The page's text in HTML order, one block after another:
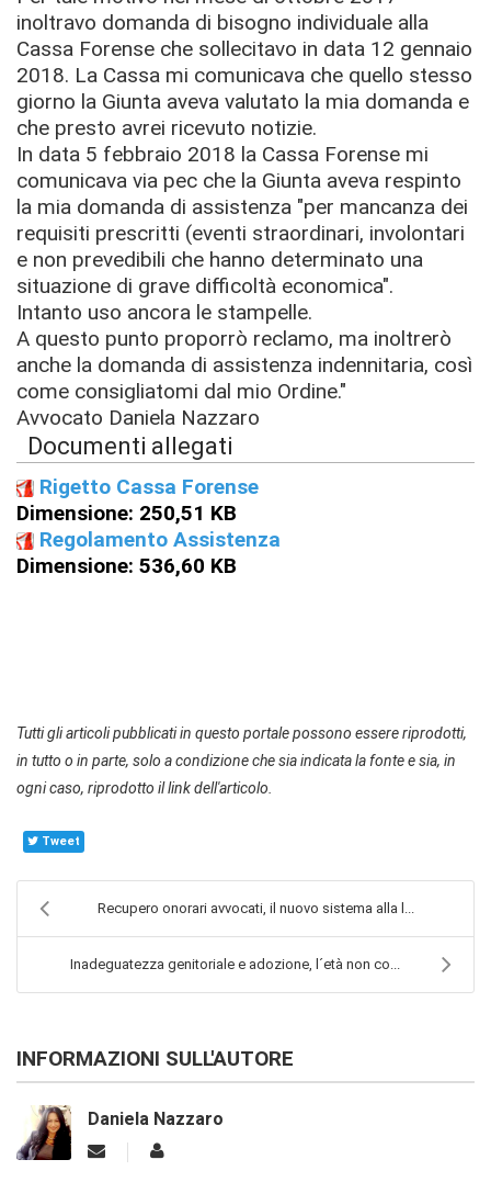
inoltravo domanda di bisogno individuale alla
Cassa Forense che sollecitavo in data 12 gennaio
2018. La Cassa mi comunicava che quello stesso
giorno la Giunta aveva valutato la mia domanda e
che presto avrei ricevuto notizie.
In data 5 febbraio 2018 la Cassa Forense mi
comunicava via pec che la Giunta aveva respinto
la mia domanda di assistenza "per mancanza dei
requisiti prescritti (eventi straordinari, involontari
e non prevedibili che hanno determinato una
situazione di grave difficoltà economica".
Intanto uso ancora le stampelle.
A questo punto proporrò reclamo, ma inoltrerò
anche la domanda di assistenza indennitaria, così
come consigliatomi dal mio Ordine."
Avvocato Daniela Nazzaro
Documenti allegati
Rigetto Cassa Forense
Dimensione: 250,51 KB
Regolamento Assistenza
Dimensione: 536,60 KB
Tutti gli articoli pubblicati in questo portale possono essere riprodotti,
in tutto o in parte, solo a condizione che sia indicata la fonte e sia, in
ogni caso, riprodotto il link dell'articolo.
Tweet
Recupero onorari avvocati, il nuovo sistema alla l...
Inadeguatezza genitoriale e adozione, l´età non co...
INFORMAZIONI SULL'AUTORE
Daniela Nazzaro